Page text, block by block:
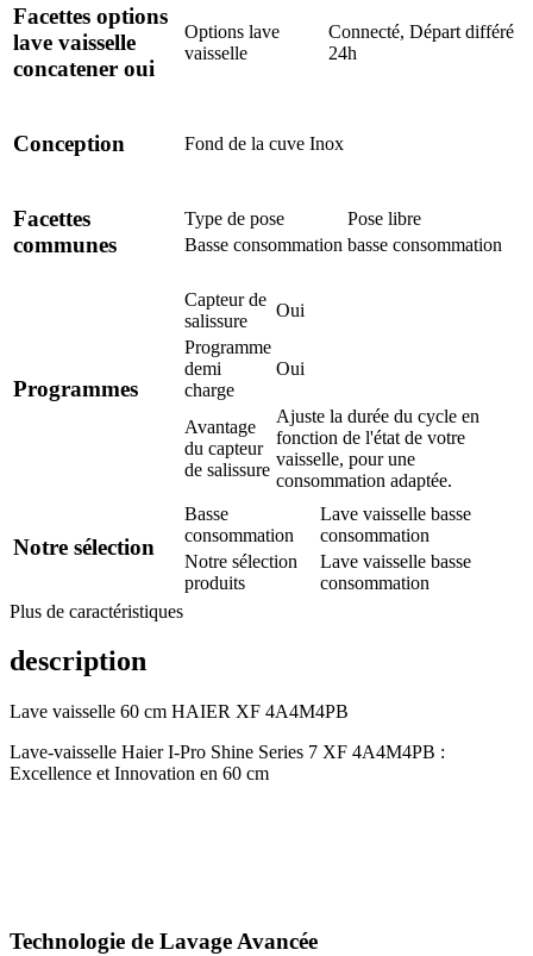
Facettes options
lave vaisselle
concatener oui
Options lave
vaisselle
Connecté, Départ différé
24h
Conception Fond de la cuve Inox
Facettes
communes
Type de pose
Pose libre
Basse consommation basse consommation
Programmes
Capteur de
salissure
Oui
Programme
demi
charge
Oui
Avantage
du capteur
de salissure
Ajuste la durée du cycle en
fonction de l'état de votre
vaisselle, pour une
consommation adaptée.
Notre sélection
Basse
consommation
Lave vaisselle basse
consommation
Notre sélection
produits
Lave vaisselle basse
consommation
Plus de caractéristiques
description
Lave vaisselle 60 cm HAIER XF 4A4M4PB
Lave-vaisselle Haier I-Pro Shine Series 7 XF 4A4M4PB :
Excellence et Innovation en 60 cm
Technologie de Lavage Avancée